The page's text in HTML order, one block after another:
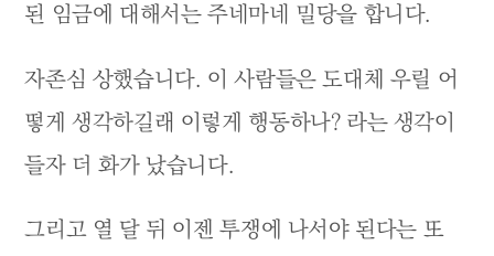
된 임금에 대해서는 주네마네 밀당을 합니다.
자존심 상했습니다. 이 사람들은 도대체 우릴 어
떻게 생각하길래 이렇게 행동하나? 라는 생각이
들자 더 화가 났습니다.
그리고 열 달 뒤 이젠 투쟁에 나서야 된다는 또